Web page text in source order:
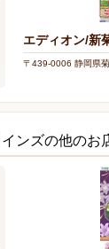
エディオン/新
〒439-0006 静岡県
インズの他のお